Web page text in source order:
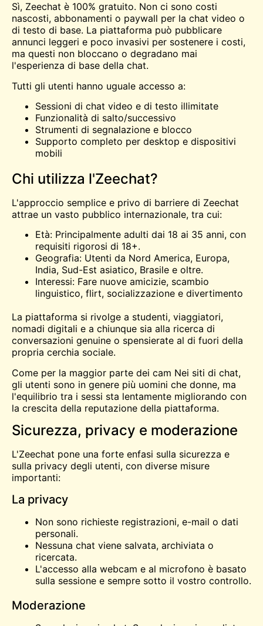
Sì, Zeechat è 100% gratuito. Non ci sono costi
nascosti, abbonamenti o paywall per la chat video o
di testo di base. La piattaforma può pubblicare
annunci leggeri e poco invasivi per sostenere i costi,
ma questi non bloccano o degradano mai
l'esperienza di base della chat.
Tutti gli utenti hanno uguale accesso a:
Sessioni di chat video e di testo illimitate
Funzionalità di salto/successivo
Strumenti di segnalazione e blocco
Supporto completo per desktop e dispositivi
mobili
Chi utilizza l'Zeechat?
L'approccio semplice e privo di barriere di Zeechat
attrae un vasto pubblico internazionale, tra cui:
Età: Principalmente adulti dai 18 ai 35 anni, con
requisiti rigorosi di 18+.
Geografia: Utenti da Nord America, Europa,
India, Sud-Est asiatico, Brasile e oltre.
Interessi: Fare nuove amicizie, scambio
linguistico, flirt, socializzazione e divertimento
La piattaforma si rivolge a studenti, viaggiatori,
nomadi digitali e a chiunque sia alla ricerca di
conversazioni genuine o spensierate al di fuori della
propria cerchia sociale.
Come per la maggior parte dei cam Nei siti di chat,
gli utenti sono in genere più uomini che donne, ma
l'equilibrio tra i sessi sta lentamente migliorando con
la crescita della reputazione della piattaforma.
Sicurezza, privacy e moderazione
L'Zeechat pone una forte enfasi sulla sicurezza e
sulla privacy degli utenti, con diverse misure
importanti:
La privacy
Non sono richieste registrazioni, e-mail o dati
personali.
Nessuna chat viene salvata, archiviata o
ricercata.
L'accesso alla webcam e al microfono è basato
sulla sessione e sempre sotto il vostro controllo.
Moderazione